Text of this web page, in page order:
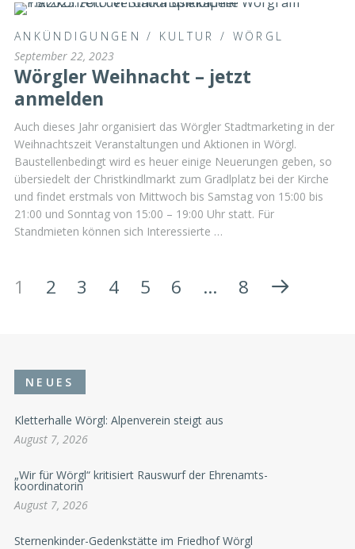
ANKÜNDIGUNGEN / KULTUR / WÖRGL
September 22, 2023
Wörgler Weihnacht – jetzt
anmelden
Auch dieses Jahr organisiert das Wörgler Stadtmarketing in der
Weihnachtszeit Veranstaltungen und Aktionen in Wörgl.
Baustellenbedingt wird es heuer einige Neuerungen geben, so
übersiedelt der Christkindlmarkt zum Gradlplatz bei der Kirche
und findet erstmals von Mittwoch bis Samstag von 15:00 bis
21:00 und Sonntag von 15:00 – 19:00 Uhr statt. Für
Standmieten können sich Interessierte …
1 2 3 4 5 6 … 8
NEUES
Kletterhalle Wörgl: Alpenverein steigt aus
August 7, 2026
„Wir für Wörgl“ kritisiert Rauswurf der Ehrenamts-
koordinatorin
August 7, 2026
Sternenkinder-Gedenkstätte im Friedhof Wörgl